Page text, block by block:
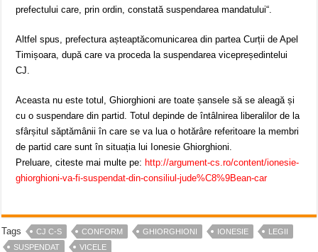
prefectului care, prin ordin, constată suspendarea mandatului“.
Altfel spus, prefectura așteaptăcomunicarea din partea Curții de Apel
Timișoara, după care va proceda la suspendarea vicepreședintelui
CJ.
Aceasta nu este totul, Ghiorghioni are toate șansele să se aleagă și
cu o suspendare din partid. Totul depinde de întâlnirea liberalilor de la
sfârșitul săptămânii în care se va lua o hotărâre referitoare la membri
de partid care sunt în situația lui Ionesie Ghiorghioni.
Preluare, citeste mai multe pe: http://argument-cs.ro/content/ionesie-
ghiorghioni-va-fi-suspendat-din-consiliul-jude%C8%9Bean-car
Tags CJ C-S CONFORM GHIORGHIONI IONESIE
LEGII
SUSPENDAT
VICELE